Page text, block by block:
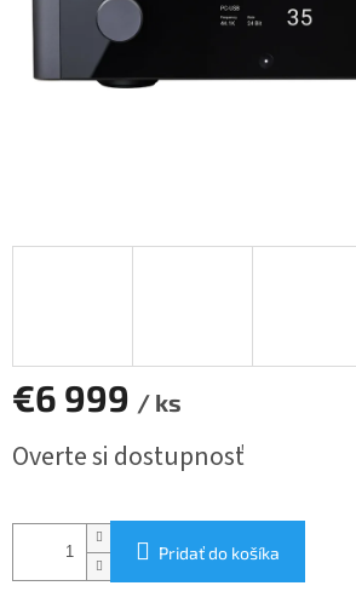
€6 999 / ks
cena:
Overte si dostupnosť
Pridať do košíka